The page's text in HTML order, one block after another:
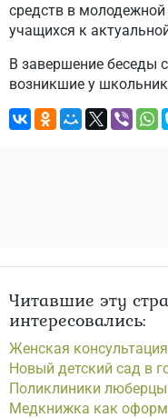
средств в
учащихся к
В завершение беседы
возникшие у
Читавшие эту
интересовались:
Женская
Новый детский сад в
Поликлиники люберцы
Медкнижка как